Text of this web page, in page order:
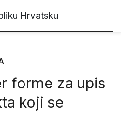
forme za upis
koji se